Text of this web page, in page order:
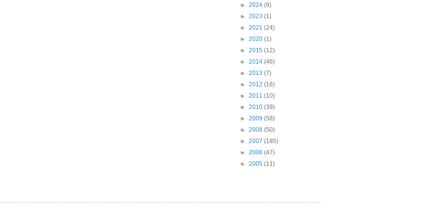
► 2024 (9)
► 2023 (1)
► 2021 (24)
► 2020 (1)
► 2015 (12)
► 2014 (46)
► 2013 (7)
► 2012 (16)
► 2011 (10)
► 2010 (39)
► 2009 (58)
► 2008 (50)
► 2007 (185)
► 2006 (47)
► 2005 (11)